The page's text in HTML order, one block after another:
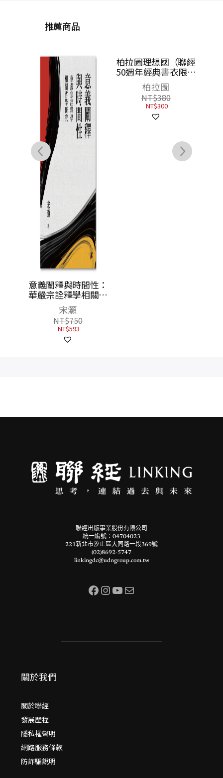
推薦商品
意義闡釋與時間性：
華嚴宗詮釋學相關哲
學研究
宋灝
NT$750
NT$593
柏拉圖理想國（聯經
50週年經典書衣限定
版）
柏拉圖
NT$380
NT$300
聯經出版事業股份有限公司
統一編號：04704023
221新北市汐止區大同路一段369號
(02)8692-5747
linkingdc@udngroup.com.tw
Facebook InstagramYouTube 電子郵件
關於我們
關於聯經
發展歷程
隱私權聲明
網路服務條款
防詐騙說明